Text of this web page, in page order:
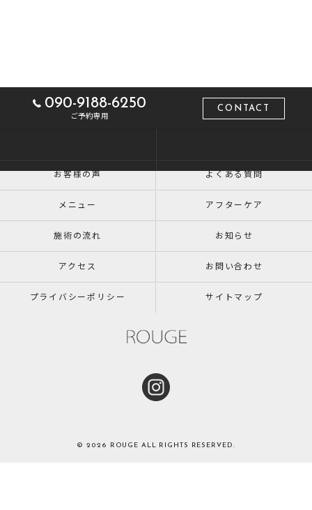
090-9188-6250
ご予約専用
CONTACT
お客様の声 よくある質問
メニュー アフターケア
施術の流れ お知らせ
アクセス お問い合わせ
プライバシーポリシー サイトマップ
© 2026 ROUGE ALL RIGHTS RESERVED.